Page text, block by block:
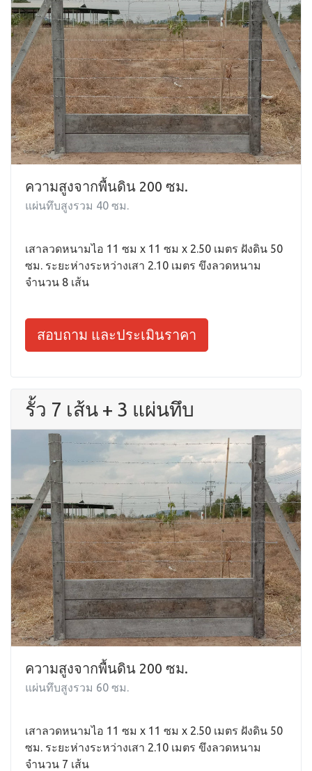
ความสูงจากพื้นดิน 200 ซม.
แผ่นทึบสูงรวม 40 ซม.
เสาลวดหนามไอ 11 ซม x 11 ซม x 2.50 เมตร ฝังดิน 50
ซม. ระยะห่างระหว่างเสา 2.10 เมตร ขึงลวดหนาม
จำนวน 8 เส้น
สอบถาม และประเมินราคา
รั้ว 7 เส้น + 3 แผ่นทึบ
ความสูงจากพื้นดิน 200 ซม.
แผ่นทึบสูงรวม 60 ซม.
เสาลวดหนามไอ 11 ซม x 11 ซม x 2.50 เมตร ฝังดิน 50
ซม. ระยะห่างระหว่างเสา 2.10 เมตร ขึงลวดหนาม
จำนวน 7 เส้น